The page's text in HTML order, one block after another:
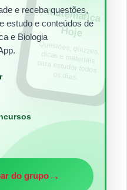
e receba questões,
estudo e conteúdos de
e Biologia
do grupo→
Matem
ática
Hoje
Questões, quizzes,
dicas e materiais
para estudar todos
os dias.